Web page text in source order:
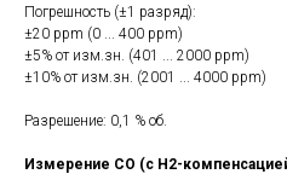
Погрешность (±1 разряд):
±20 ppm (0 ... 400 ppm)
±5% от изм.зн. (401 ... 2000 ppm)
±10% от изм.зн. (2001 ... 4000 ppm)
Разрешение: 0,1 % об.
Измерение CO (с H2-